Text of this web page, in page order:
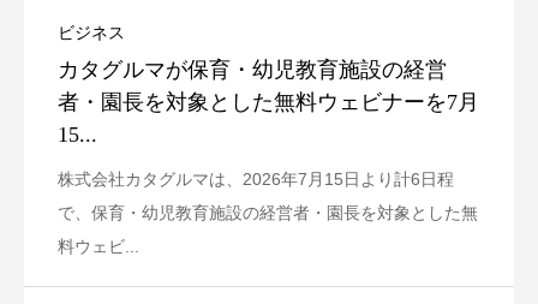
ビジネス
カタグルマが保育・幼児教育施設の経営
者・園長を対象とした無料ウェビナーを7月
15...
株式会社カタグルマは、2026年7月15日より計6日程
で、保育・幼児教育施設の経営者・園長を対象とした無
料ウェビ...